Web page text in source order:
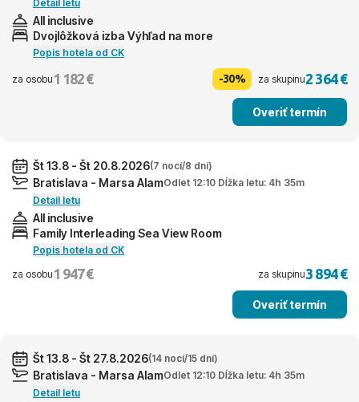
Detail letu
All inclusive
Dvojlôžková izba Výhľad na more
Popis hotela od CK
za osobu 1 182 € -30% za skupinu2 364 €
Overiť termín
Št 13.8 - Št 20.8.2026(7 nocí/8 dní)
Bratislava - Marsa AlamOdlet 12:10 Dĺžka letu: 4h 35m
Detail letu
All inclusive
Family Interleading Sea View Room
Popis hotela od CK
za osobu 1 947 € za skupinu3 894 €
Overiť termín
Št 13.8 - Št 27.8.2026(14 nocí/15 dní)
Bratislava - Marsa AlamOdlet 12:10 Dĺžka letu: 4h 35m
Detail letu